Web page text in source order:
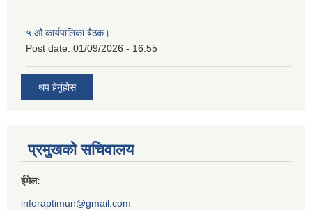
५ औं कार्यपालिका बैठक।
Post date: 01/09/2026 - 16:55
थप हेर्नुहोस
प्रमुखको सचिवालय
ईमेल:
inforaptimun@gmail.com